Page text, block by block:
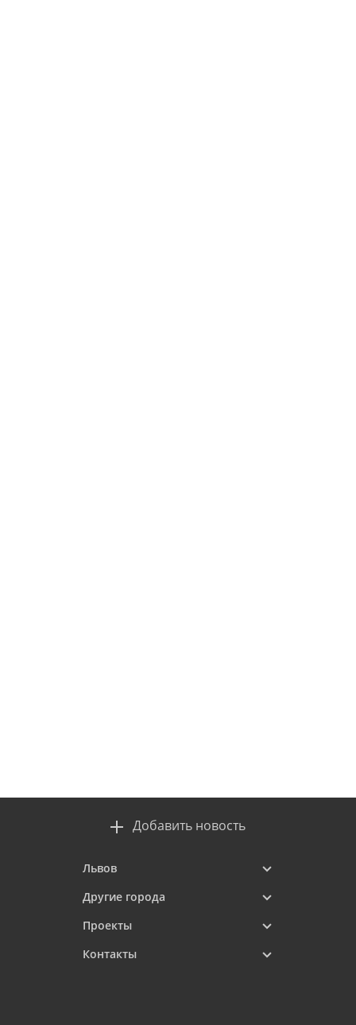
Добавить новость
Львов
Другие города
Проекты
Контакты